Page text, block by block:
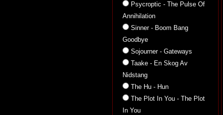
Psycroptic - The Pulse Of
Annihilation
Sinner - Boom Bang
Goodbye
Sojourner - Gateways
Taake - En Skog Av
Nidstang
The Hu - Hun
The Plot In You - The Plot
In You